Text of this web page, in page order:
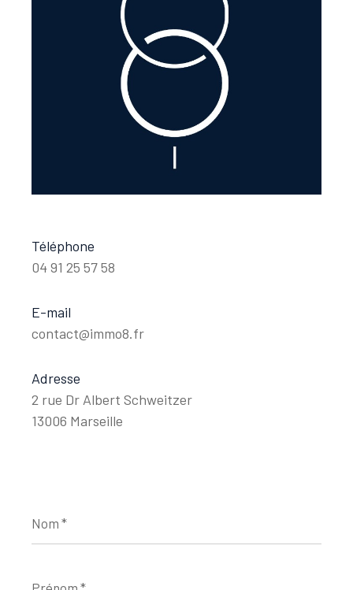
Téléphone
04 91 25 57 58
E-mail
contact@immo8.fr
Adresse
2 rue Dr Albert Schweitzer
13006 Marseille
*
*